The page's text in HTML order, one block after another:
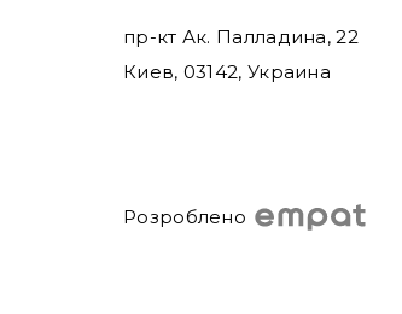
пр-кт Ак. Палладина, 22
Киев, 03142, Украина
Розроблено